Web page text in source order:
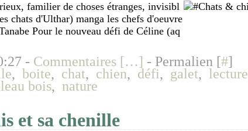
familier de choses étranges, invisibl
chats d'Ulthar) manga les chefs d'oeuvre
Pour le nouveau défi de Céline (aq
- Commentaires […] - Permalien [#]
, boite, chat, chien, défi, galet, lecture
bois, nature
et sa chenille